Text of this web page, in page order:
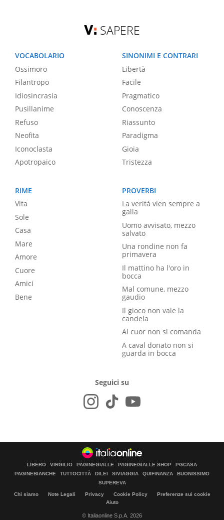
SAPERE
VOCABOLARIO
Ossimoro
Filantropo
Idiosincrasia
Pusillanime
Refuso
Neofita
Iconoclasta
Apotropaico
SINONIMI E CONTRARI
Libertà
Facile
Pragmatico
Conoscenza
Riassunto
Paradigma
Gioia
Tristezza
RIME
Vita
Sole
Casa
Mare
Amore
Cuore
Amici
Bene
PROVERBI
La verità vien sempre a
galla
Uomo avvisato, mezzo
salvato
Una rondine non fa
primavera
Il mattino ha l'oro in
bocca
Mal comune, mezzo
gaudio
Il gioco non vale la
candela
Al cuor non si comanda
A caval donato non si
guarda in bocca
Seguici su
LIBERO VIRGILIO PAGINEGIALLE PAGINEGIALLE SHOP
PGCASA
PAGINEBIANCHE
TUTTOCITTÀ DILEI SIVIAGGIA QUIFINANZA
BUONISSIMO
SUPEREVA
Chi siamo Note Legali Privacy Cookie Policy
Preferenze sui cookie
Aiuto
© Italiaonline S.p.A. 2026